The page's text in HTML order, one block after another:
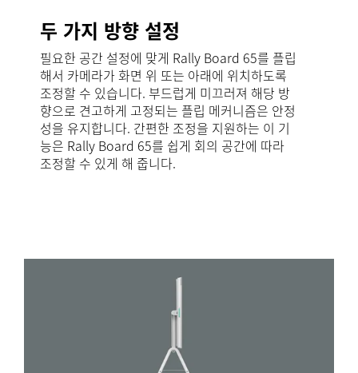
두 가지 방향 설정
필요한 공간 설정에 맞게 Rally Board 65를 플립
해서 카메라가 화면 위 또는 아래에 위치하도록
조정할 수 있습니다. 부드럽게 미끄러져 해당 방
향으로 견고하게 고정되는 플립 메커니즘은 안정
성을 유지합니다. 간편한 조정을 지원하는 이 기
능은 Rally Board 65를 쉽게 회의 공간에 따라
조정할 수 있게 해 줍니다.